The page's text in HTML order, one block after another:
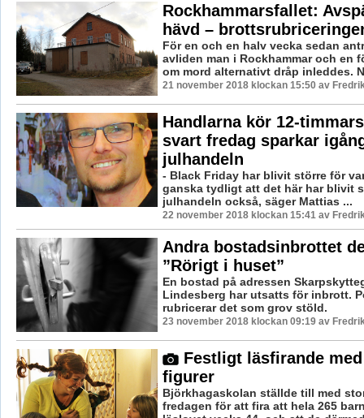
Rockhammarsfallet:
hävd –
För en och en halv vecka sedan
avliden man i Rockhammar och en
om mord alternativt dråp inleddes.
21 november 2018 klockan 15:50 av
Handlarna kör 12-
svart fredag sparkar
julhandeln
- Black Friday har blivit större för
ganska tydligt att det här har blivit
julhandeln också, säger Mattias ...
22 november 2018 klockan 15:41 av
Andra bostadsinbrottet
”Rörigt i huset”
En bostad på adressen
Lindesberg har utsatts för inbrott.
rubricerar det som grov stöld.
23 november 2018 klockan 09:19 av
Festligt läsfirande med
figurer
Björkhagaskolan ställde till med
fredagen för att fira att hela 265